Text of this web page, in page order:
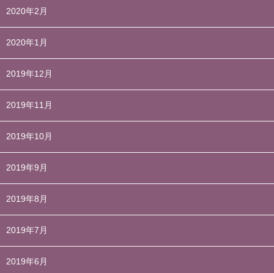
2020年2月
2020年1月
2019年12月
2019年11月
2019年10月
2019年9月
2019年8月
2019年7月
2019年6月